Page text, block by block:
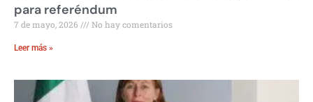
para referéndum
7 de mayo, 2026 No hay comentarios
Leer más »